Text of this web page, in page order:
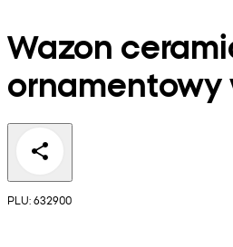
Wazon
ornamentowy
PLU: 632900